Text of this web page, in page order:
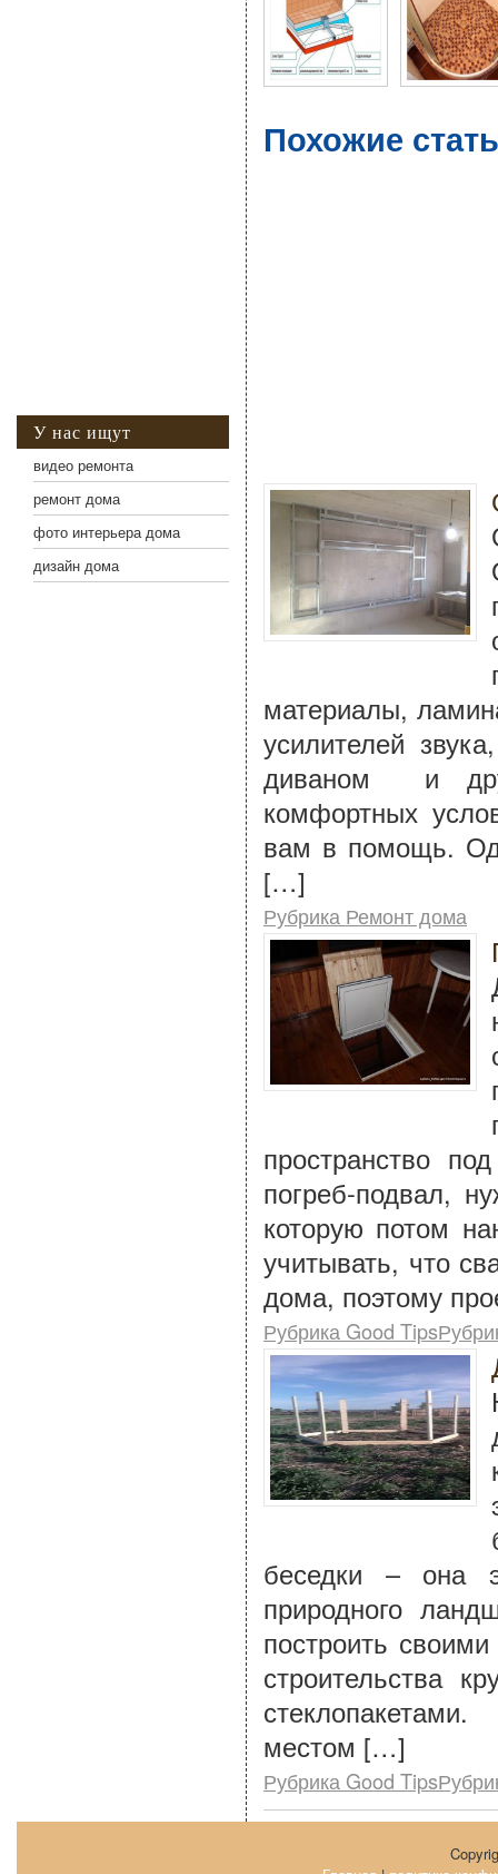
Похожие
материалы,
усилителей
диваном и
комфортных
вам в помощь.
[…]
Рубрика Ремонт дома
пространство
погреб-подвал,
которую потом
учитывать, что
дома, поэтому
Рубрика Good
беседки – она
природного
построить
строительства
местом […]
Рубрика Good
У нас ищут
видео ремонта
ремонт дома
фото интерьера дома
дизайн дома